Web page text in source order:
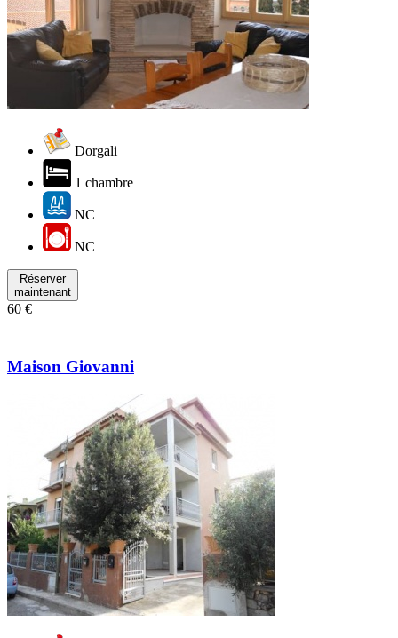
Dorgali
1 chambre
NC
NC
Réserver
maintenant
60 €
Maison Giovanni